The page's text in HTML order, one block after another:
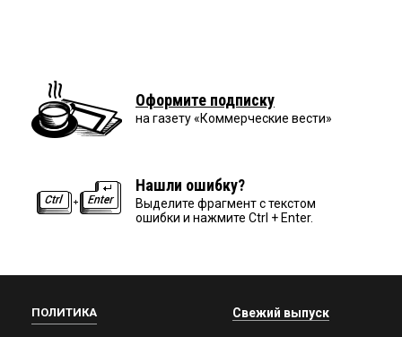
Оформите подписку
на газету «Коммерческие вести»
Нашли ошибку?
Выделите фрагмент с текстом
ошибки и нажмите Ctrl + Enter.
ПОЛИТИКА Свежий выпуск